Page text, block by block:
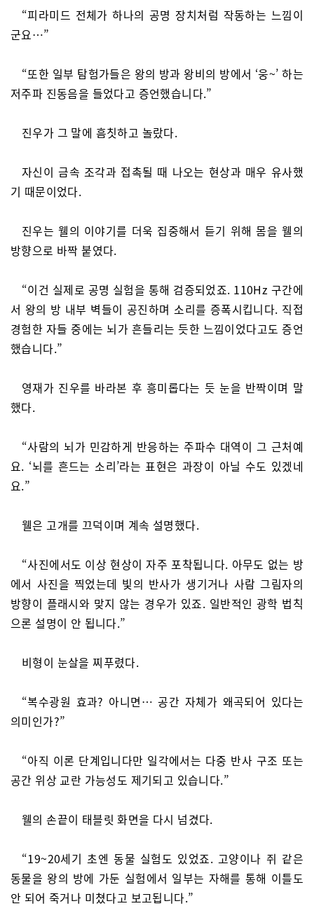
“피라미드 전체가 하나의 공명 장치처럼 작동하는 느낌이
군요…”
“또한 일부 탐험가들은 왕의 방과 왕비의 방에서 ‘웅~’ 하는
저주파 진동음을 들었다고 증언했습니다.”
진우가 그 말에 흠칫하고 놀랐다.
자신이 금속 조각과 접촉될 때 나오는 현상과 매우 유사했
기 때문이었다.
진우는 웰의 이야기를 더욱 집중해서 듣기 위해 몸을 웰의
방향으로 바짝 붙였다.
“이건 실제로 공명 실험을 통해 검증되었죠. 110Hz 구간에
서 왕의 방 내부 벽들이 공진하며 소리를 증폭시킵니다. 직접
경험한 자들 중에는 뇌가 흔들리는 듯한 느낌이었다고도 증언
했습니다.”
영재가 진우를 바라본 후 흥미롭다는 듯 눈을 반짝이며 말
했다.
“사람의 뇌가 민감하게 반응하는 주파수 대역이 그 근처예
요. ‘뇌를 흔드는 소리’라는 표현은 과장이 아닐 수도 있겠네
요.”
웰은 고개를 끄덕이며 계속 설명했다.
“사진에서도 이상 현상이 자주 포착됩니다. 아무도 없는 방
에서 사진을 찍었는데 빛의 반사가 생기거나 사람 그림자의
방향이 플래시와 맞지 않는 경우가 있죠. 일반적인 광학 법칙
으론 설명이 안 됩니다.”
비형이 눈살을 찌푸렸다.
“복수광원 효과? 아니면… 공간 자체가 왜곡되어 있다는
의미인가?”
“아직 이론 단계입니다만 일각에서는 다중 반사 구조 또는
공간 위상 교란 가능성도 제기되고 있습니다.”
웰의 손끝이 태블릿 화면을 다시 넘겼다.
“19~20세기 초엔 동물 실험도 있었죠. 고양이나 쥐 같은
동물을 왕의 방에 가둔 실험에서 일부는 자해를 통해 이틀도
안 되어 죽거나 미쳤다고 보고됩니다.”